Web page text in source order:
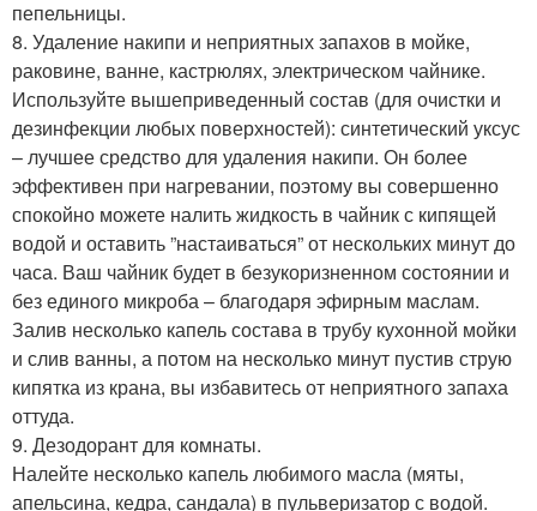
пепельницы.
8. Удаление накипи и неприятных запахов в мойке,
раковине, ванне, кастрюлях, электрическом чайнике.
Используйте вышеприведенный состав (для очистки и
дезинфекции любых поверхностей): синтетический уксус
– лучшее средство для удаления накипи. Он более
эффективен при нагревании, поэтому вы совершенно
спокойно можете налить жидкость в чайник с кипящей
водой и оставить ”настаиваться” от нескольких минут до
часа. Ваш чайник будет в безукоризненном состоянии и
без единого микроба – благодаря эфирным маслам.
Залив несколько капель состава в трубу кухонной мойки
и слив ванны, а потом на несколько минут пустив струю
кипятка из крана, вы избавитесь от неприятного запаха
оттуда.
9. Дезодорант для комнаты.
Налейте несколько капель любимого масла (мяты,
апельсина, кедра, сандала) в пульверизатор с водой.